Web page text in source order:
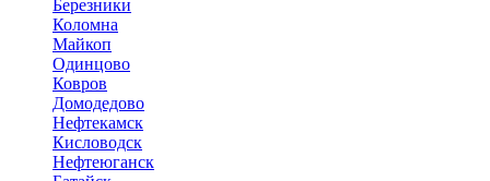
Березники
Коломна
Майкоп
Одинцово
Ковров
Домодедово
Нефтекамск
Кисловодск
Нефтеюганск